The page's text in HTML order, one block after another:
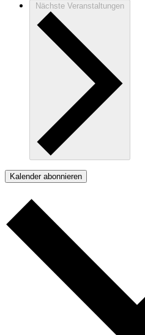
Nächste Veranstaltungen
Kalender abonnieren